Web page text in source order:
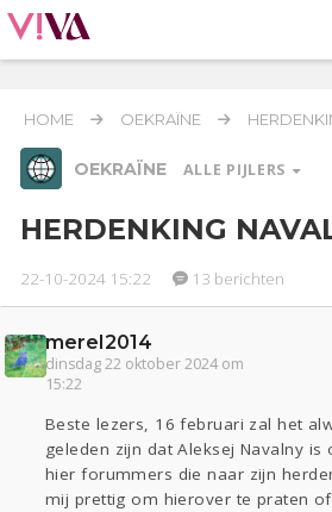
HOME OEKRAÏNE
OEKRAÏNE ALLE PIJLERS
Relaties Werk & Studie
Seks
Gezondheid
Actueel
Oekraïne
Kinderen Digi
Zwanger
Psyche
HERDENKING
22-10-2024 15:22 13 berichten
merel2014
dinsdag 22 oktober 2024 om
15:22
Beste lezers, 16 februari zal het
geleden zijn dat Aleksej Navalny is
hier forummers die naar zijn
mij prettig om hierover te praten